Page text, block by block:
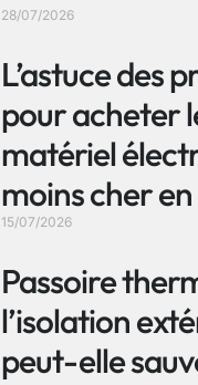
28/07/2026
L’astuce des
pour acheter
matériel
moins cher
15/07/2026
Passoire
l’isolation
peut-elle